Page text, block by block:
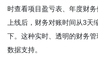
时查看项目盈亏表、年度财
上线后，财务对账时间从3
下。这种实时、透明的财务
数据支持。